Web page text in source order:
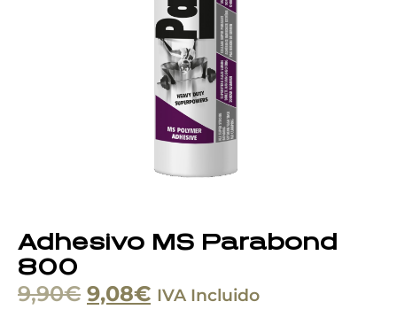
Adhesivo MS Parabond
800
9,90€ 9,08€ IVA Incluido